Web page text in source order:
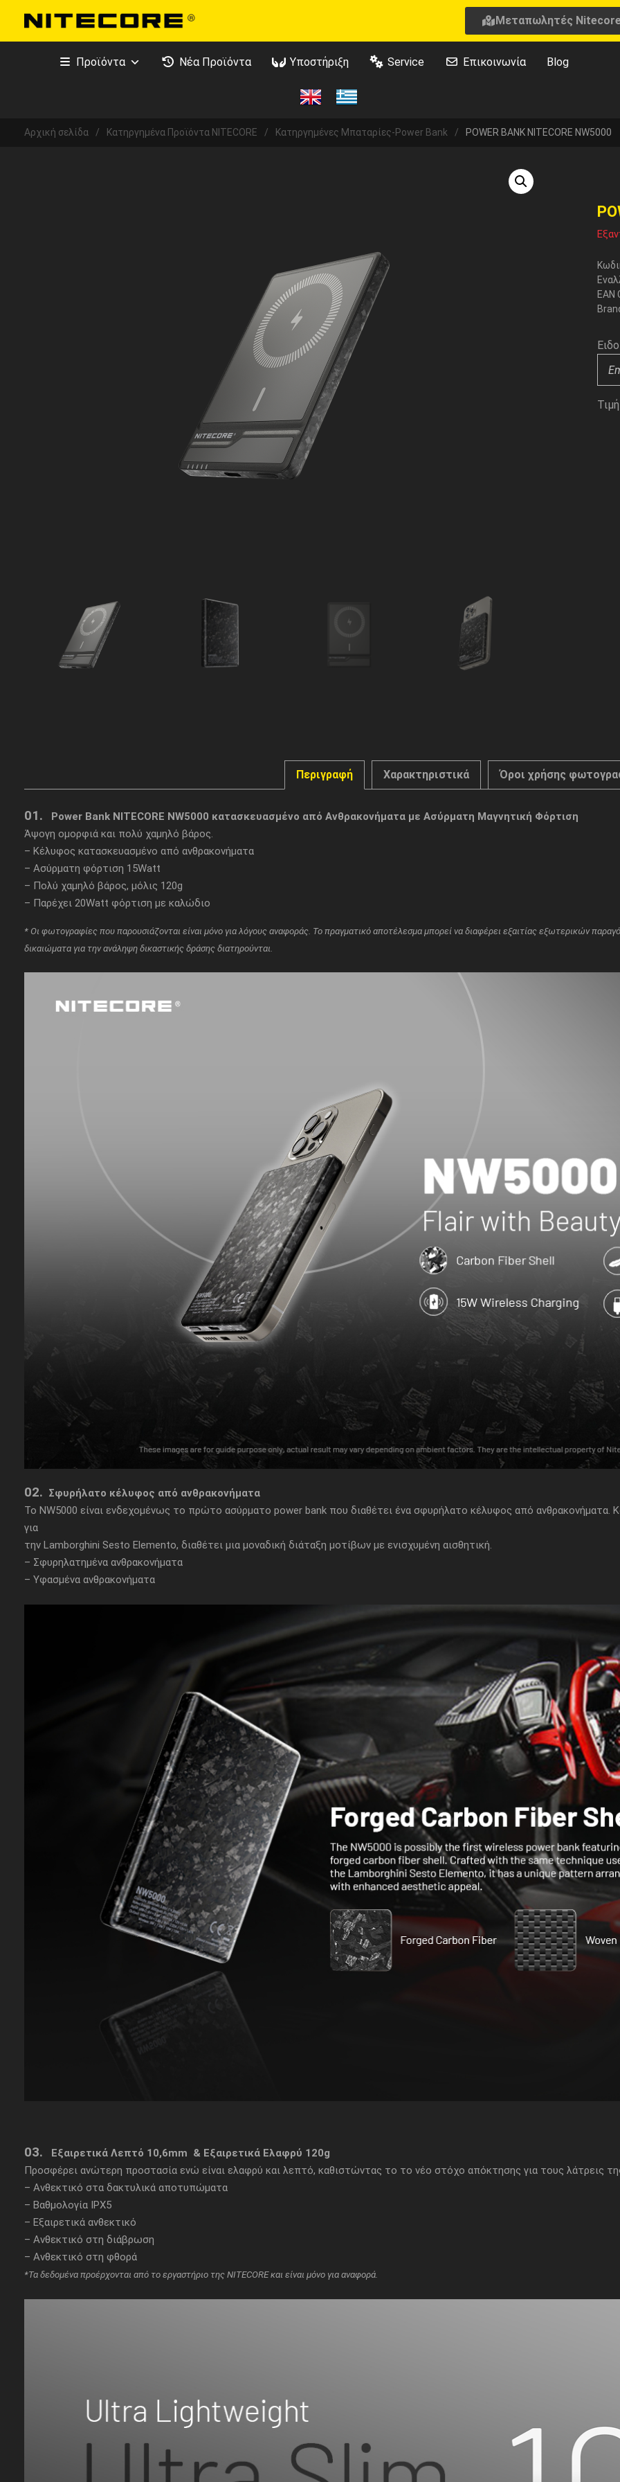
Μεταπωλητές
Προϊόντα Νέα Προϊόντα Υποστήριξη Service Επικοινωνία Blog
Αρχική σελίδα / Κατηργημένα Προϊόντα NITECORE / Κατηργημένες Μπαταρίες-Power Bank / POWER BANK NITECORE NW5000
EAN
Περιγραφή Χαρακτηριστικά Όροι χρήσης
01.
Power Bank NITECORE NW5000 κατασκευασμένο από Ανθρακονήματα με Ασύρματη Μαγνητική Φόρτιση
Άψογη ομορφιά και πολύ χαμηλό βάρος.
– Κέλυφος κατασκευασμένο από ανθρακονήματα
– Ασύρματη φόρτιση 15Watt
– Πολύ χαμηλό βάρος, μόλις 120g
– Παρέχει 20Watt φόρτιση με καλώδιο
* Οι φωτογραφίες που παρουσιάζονται είναι μόνο για λόγους αναφοράς. Το πραγματικό αποτέλεσμα μπορεί να διαφέρει εξαιτίας εξωτερικών
δικαιώματα για την ανάληψη δικαστικής δράσης διατηρούνται.
02. Σφυρήλατο κέλυφος από ανθρακονήματα
Το NW5000 είναι ενδεχομένως το πρώτο ασύρματο power bank που διαθέτει ένα σφυρήλατο κέλυφος από ανθρακονήματα.
για
την Lamborghini Sesto Elemento, διαθέτει μια μοναδική διάταξη μοτίβων με ενισχυμένη αισθητική.
– Σφυρηλατημένα ανθρακονήματα
– Yφασμένα ανθρακονήματα
03.
Εξαιρετικά Λεπτό 10,6mm & Εξαιρετικά Ελαφρύ 120g
Προσφέρει ανώτερη προστασία ενώ είναι ελαφρύ και λεπτό, καθιστώντας το το νέο στόχο απόκτησης για τους λάτρεις
– Ανθεκτικό στα δακτυλικά αποτυπώματα
– Βαθμολογία IPX5
– Εξαιρετικά ανθεκτικό
– Ανθεκτικό στη διάβρωση
– Ανθεκτικό στη φθορά
*Τα δεδομένα προέρχονται από το εργαστήριο της NITECORE και είναι μόνο για αναφορά.